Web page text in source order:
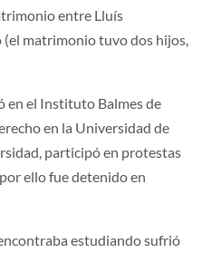
entre Lluís
matrimonio tuvo dos hijos,
en el Instituto Balmes de
en la Universidad de
participó en protestas
ello fue detenido en
estudiando sufrió